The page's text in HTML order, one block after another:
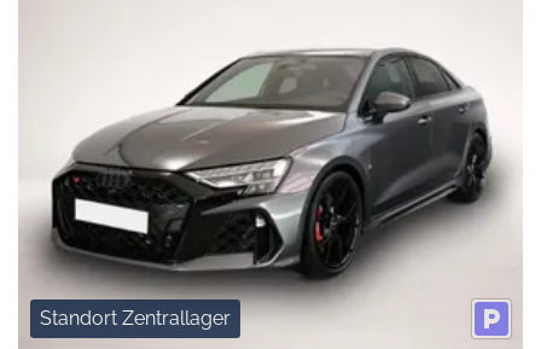
Standort Zentrallager